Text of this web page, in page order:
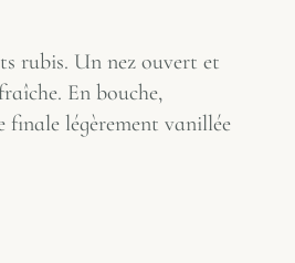
rubis. Un nez ouvert et
En bouche,
finale légèrement vanillée